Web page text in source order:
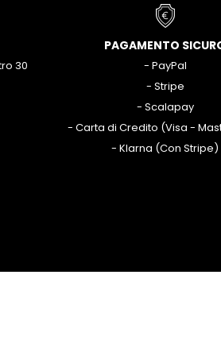
30
PAGAMENTO
- PayPal
- Stripe
- Scalapay
- Carta di Credito (Visa -
- Klarna (Con Stripe)